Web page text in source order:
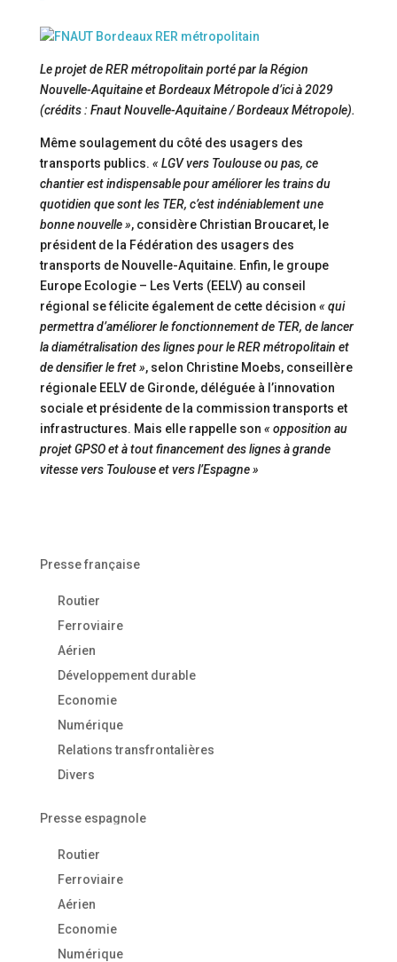
Le projet de RER métropolitain porté par la Région
Nouvelle-Aquitaine et Bordeaux Métropole d’ici à 2029
(crédits : Fnaut Nouvelle-Aquitaine / Bordeaux Métropole).
Même soulagement du côté des usagers des
transports publics. « LGV vers Toulouse ou pas, ce
chantier est indispensable pour améliorer les trains du
quotidien que sont les TER, c’est indéniablement une
bonne nouvelle », considère Christian Broucaret, le
président de la Fédération des usagers des
transports de Nouvelle-Aquitaine. Enfin, le groupe
Europe Ecologie – Les Verts (EELV) au conseil
régional se félicite également de cette décision « qui
permettra d’améliorer le fonctionnement de TER, de lancer
la diamétralisation des lignes pour le RER métropolitain et
de densifier le fret », selon Christine Moebs, conseillère
régionale EELV de Gironde, déléguée à l’innovation
sociale et présidente de la commission transports et
infrastructures. Mais elle rappelle son « opposition au
projet GPSO et à tout financement des lignes à grande
vitesse vers Toulouse et vers l’Espagne »
Presse française
Routier
Ferroviaire
Aérien
Développement durable
Economie
Numérique
Relations transfrontalières
Divers
Presse espagnole
Routier
Ferroviaire
Aérien
Economie
Numérique